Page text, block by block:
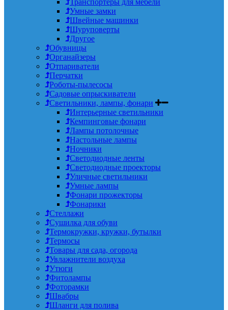
Умные замки
Швейные машинки
Шуруповерты
Другое
Обувницы
Органайзеры
Отпариватели
Перчатки
Роботы-пылесосы
Садовые опрыскиватели
Светильники, лампы, фонари
Интерьерные светильники
Кемпинговые фонари
Лампы потолочные
Настольные лампы
Ночники
Светодиодные ленты
Светодиодные проекторы
Уличные светильники
Умные лампы
Фонари прожекторы
Фонарики
Стеллажи
Сушилка для обуви
Термокружки, кружки, бутылки
Термосы
Товары для сада, огорода
Увлажнители воздуха
Утюги
Фитолампы
Фоторамки
Швабры
Шланги для полива